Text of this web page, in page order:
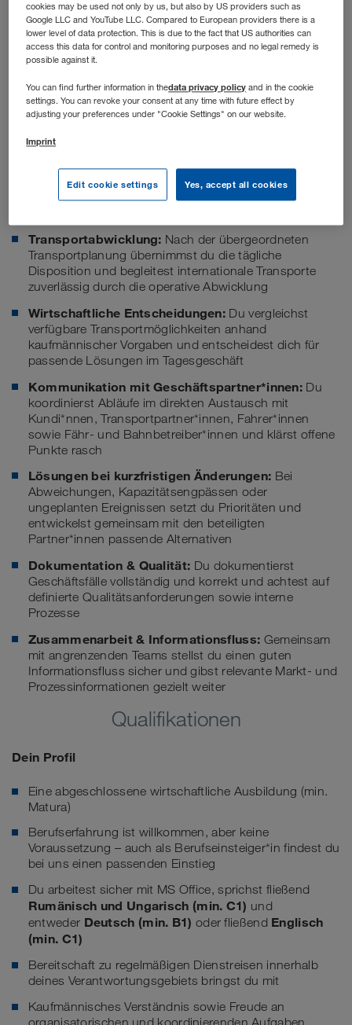
Stellenbeschreibung
Deine Aufgaben
Transportabwicklung: Nach der übergeordneten
Transportplanung übernimmst du die tägliche
Disposition und begleitest internationale Transporte
zuverlässig durch die operative Abwicklung
Wirtschaftliche Entscheidungen: Du vergleichst
verfügbare Transportmöglichkeiten anhand
kaufmännischer Vorgaben und entscheidest dich für
passende Lösungen im Tagesgeschäft
Kommunikation mit Geschäftspartner*innen: Du
koordinierst Abläufe im direkten Austausch mit
Kundi*nnen, Transportpartner*innen, Fahrer*innen
sowie Fähr- und Bahnbetreiber*innen und klärst offene
Punkte rasch
Lösungen bei kurzfristigen Änderungen: Bei
Abweichungen, Kapazitätsengpässen oder
ungeplanten Ereignissen setzt du Prioritäten und
entwickelst gemeinsam mit den beteiligten
Partner*innen passende Alternativen
Dokumentation & Qualität: Du dokumentierst
Geschäftsfälle vollständig und korrekt und achtest auf
definierte Qualitätsanforderungen sowie interne
Prozesse
Zusammenarbeit & Informationsfluss: Gemeinsam
mit angrenzenden Teams stellst du einen guten
Informationsfluss sicher und gibst relevante Markt- und
Prozessinformationen gezielt weiter
Qualifikationen
Dein Profil
Eine abgeschlossene wirtschaftliche Ausbildung (min.
Matura)
Berufserfahrung ist willkommen, aber keine
Voraussetzung – auch als Berufseinsteiger*in findest du
bei uns einen passenden Einstieg
Du arbeitest sicher mit MS Office, sprichst fließend
Rumänisch und Ungarisch (min. C1) und
entweder Deutsch (min. B1) oder fließend Englisch
(min. C1)
Bereitschaft zu regelmäßigen Dienstreisen innerhalb
deines Verantwortungsgebiets bringst du mit
Kaufmännisches Verständnis sowie Freude an
cookies may be used not only by us, but also by US providers such as
Google LLC and YouTube LLC. Compared to European providers there is a
lower level of data protection. This is due to the fact that US authorities can
access this data for control and monitoring purposes and no legal remedy is
possible against it.
You can find further information in thedata privacy policy and in the cookie
settings. You can revoke your consent at any time with future effect by
adjusting your preferences under "Cookie Settings" on our website.
Imprint
Edit cookie settings Yes, accept all cookies